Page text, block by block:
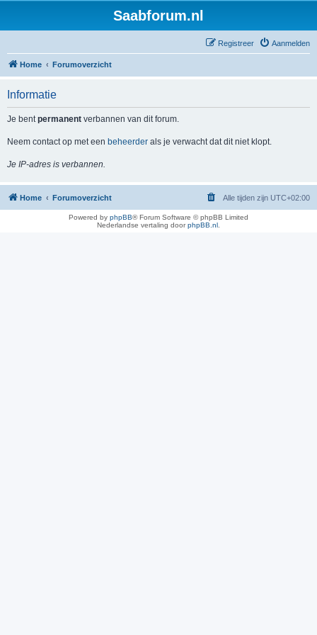
Saabforum.nl
Aanmelden
Registreer
Home Forumoverzicht
Informatie
Je bentpermanent verbannen van dit forum.
Neem contact op met een beheerder als je verwacht dat dit niet klopt.
Je IP-adres is verbannen.
Home Forumoverzicht Alle tijden zijn UTC+02:00
Powered by phpBB® Forum Software © phpBB Limited
Nederlandse vertaling doorphpBB.nl